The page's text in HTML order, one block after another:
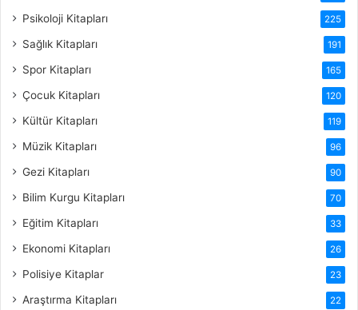
Psikoloji Kitapları 225
Sağlık Kitapları 191
Spor Kitapları 165
Çocuk Kitapları 120
Kültür Kitapları 119
Müzik Kitapları 96
Gezi Kitapları 90
Bilim Kurgu Kitapları 70
Eğitim Kitapları 33
Ekonomi Kitapları 26
Polisiye Kitaplar 23
Araştırma Kitapları 22